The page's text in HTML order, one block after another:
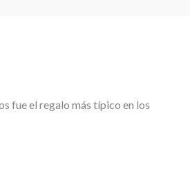
fue el regalo más típico en los